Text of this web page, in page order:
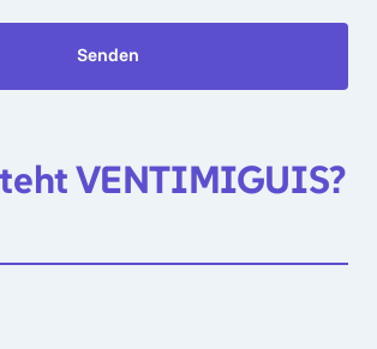
Senden
VENTIMIGUIS?